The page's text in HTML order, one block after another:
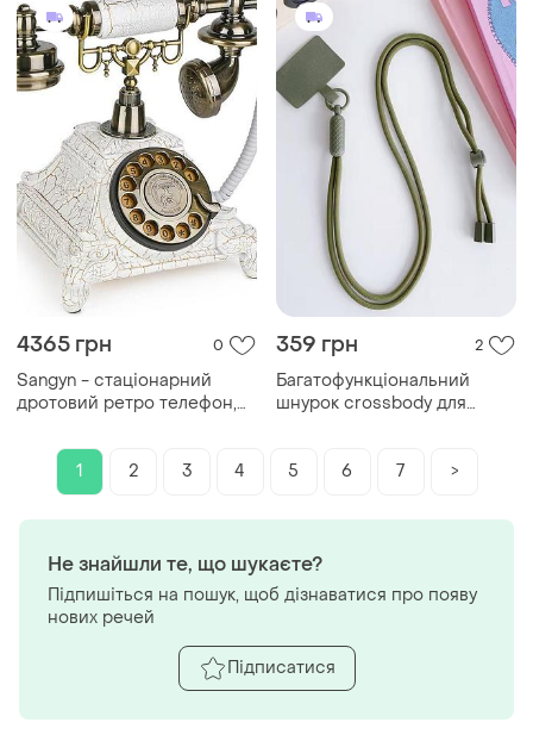
4365 грн 0
Sangyn - стаціонарний
дротовий ретро телефон,
офісу
359 грн 2
Багатофункціональний
шнурок crossbody для
1
2 3 4 5 6 7 >
Не знайшли те, що шукаєте?
Підпишіться на пошук, щоб дізнаватися про появу
нових речей
Підписатися